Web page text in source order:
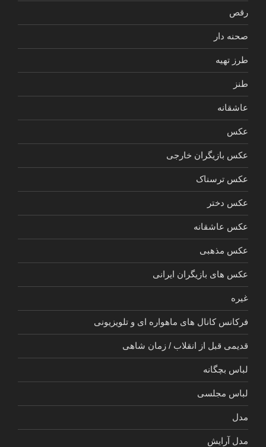
رقص
صحنه دار
طرز تهیه
طنز
عاشقانه
عکس
عکس بازیگران خارجی
عکس ترسناک
عکس دختر
عکس عاشقانه
عکس مذهبی
عکس های بازیگران ایرانی
غیره
فرکانس کانال های ماهواره ای و تلویزیونی
قدیمی قبل از انقلاب / زمان شاهی
لباس بچگانه
لباس مجلسی
مدل
مدل آرایش